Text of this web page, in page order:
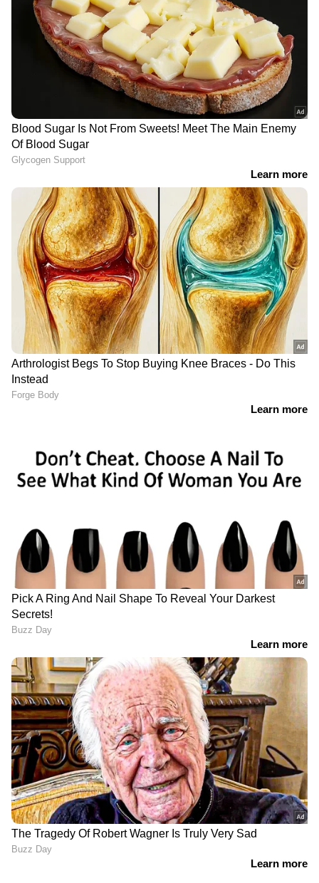
അതിനുള്ളിലായി ഈ ഒരു മിക്സ് വെച്ച്
കൊടുക്കുക. ഇതോടെ ചീസി പനീർ
സാൻഡ്‌വിച്ച് റെഡി.
Also read: ചീസി എഗ്ഗ് ബൺ വീട്ടില്‍
തയ്യാറാക്കാം; റെസിപ്പി
LATEST VIDEOS
ABOUT THE AUTHOR
WDWeb Desk
Follow Us